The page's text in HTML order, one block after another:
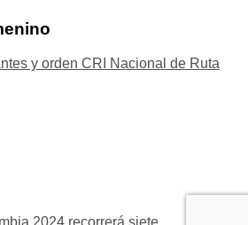
y orden CRI Nacional de Ruta